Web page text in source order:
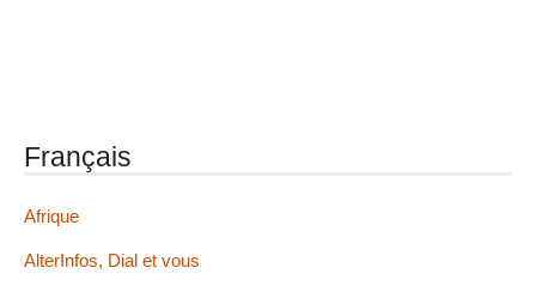
Français
Afrique
AlterInfos, Dial et vous